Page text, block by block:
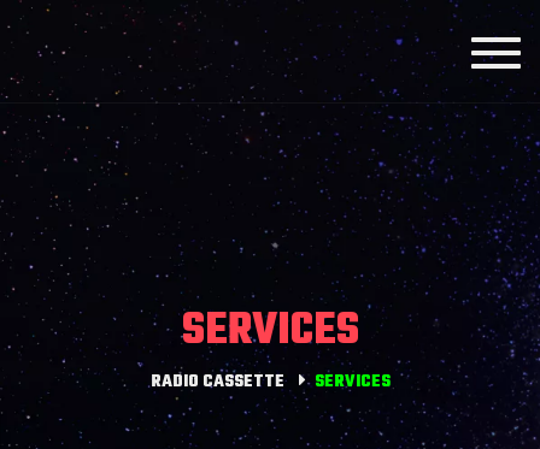
SERVICES
RADIO CASSETTE SERVICES